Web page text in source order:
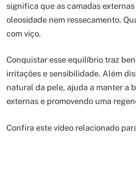
significa que as camadas
oleosidade nem ressecamento.
com viço.
Conquistar esse equilíbrio traz
irritações e sensibilidade. Além
natural da pele, ajuda a manter a
externas e promovendo uma
Confira este vídeo relacionado